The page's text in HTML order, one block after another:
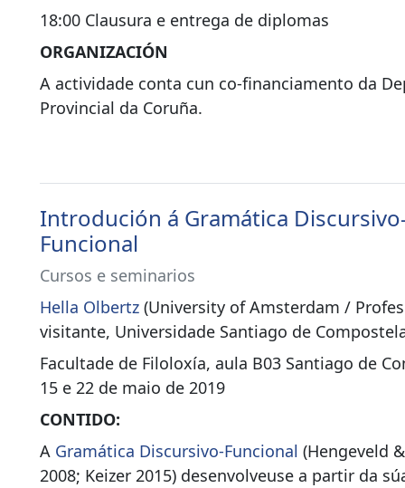
18:00 Clausura e entrega de diplomas
ORGANIZACIÓN
A actividade conta cun co-financiamento da
Provincial da Coruña.
Introdución á Gramática
Funcional
Cursos e seminarios
Hella Olbertz (University of Amsterdam /
visitante, Universidade Santiago de
Facultade de Filoloxía, aula B03 Santiago de
15 e 22 de maio de 2019
CONTIDO:
A Gramática Discursivo-Funcional (Hengeveld
2008; Keizer 2015) desenvolveuse a partir da